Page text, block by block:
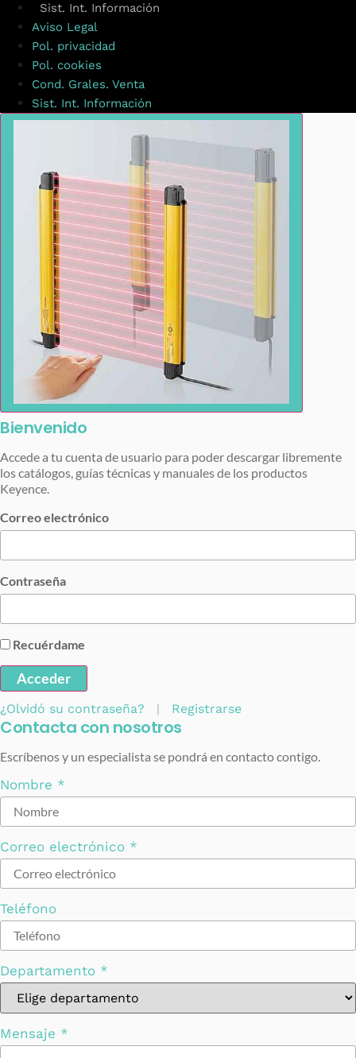
Sist. Int. Información
Aviso Legal
Pol. privacidad
Pol. cookies
Cond. Grales. Venta
Sist. Int. Información
Bienvenido
Accede a tu cuenta de usuario para poder descargar libremente
los catálogos, guías técnicas y manuales de los productos
Keyence.
Correo electrónico
Contraseña
Recuérdame
Acceder
¿Olvidó su contraseña? | Registrarse
Contacta con nosotros
Escríbenos y un especialista se pondrá en contacto contigo.
Nombre *
Correo electrónico *
Teléfono
Departamento *
Mensaje *